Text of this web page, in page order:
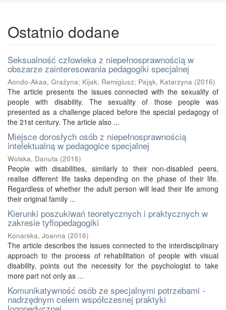
Ostatnio dodane
Seksualność człowieka z niepełnosprawnością w
obszarze zainteresowania pedagogiki specjalnej
Aondo-Akaa, Grażyna; Kijak, Remigiusz; Pająk, Katarzyna (2016)
The article presents the issues connected with the sexuality of
people with disability. The sexuality of those people was
presented as a challenge placed before the special pedagogy of
the 21st century. The article also ...
Miejsce dorosłych osób z niepełnosprawnością
intelektualną w pedagogice specjalnej
Wolska, Danuta (2016)
People with disabilities, similarly to their non-disabled peers,
realise different life tasks depending on the phase of their life.
Regardless of whether the adult person will lead their life among
their original family ...
Kierunki poszukiwań teoretycznych i praktycznych w
zakresie tyflopedagogiki
Konarska, Joanna (2016)
The article describes the issues connected to the interdisciplinary
approach to the process of rehabilitation of people with visual
disability, points out the necessity for the psychologist to take
more part not only as ...
Komunikatywność osób ze specjalnymi potrzebami -
nadrzędnym celem współczesnej praktyki